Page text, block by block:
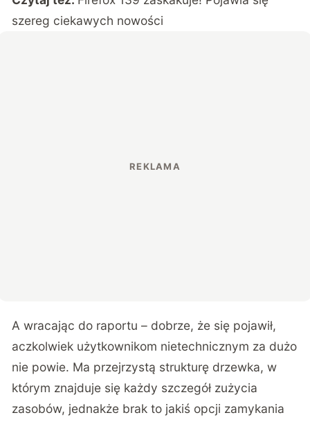
szereg ciekawych nowości
A wracając do raportu – dobrze, że się pojawił,
aczkolwiek użytkownikom nietechnicznym za dużo
nie powie. Ma przejrzystą strukturę drzewka, w
którym znajduje się każdy szczegół zużycia
zasobów, jednakże brak to jakiś opcji zamykania